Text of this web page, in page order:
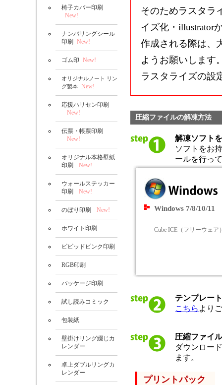
そのためラスタラ
イズ化・illustrator
作成される際は、
ようお願いします
ラスタライズの
圧縮ファイルの解凍方法
解凍ソフト
ソフトをお
ールを行っ
Windows 7/8/10/11
Cube ICE（フリーウェア
テンプレー
こちら より
圧縮ファイ
ダウンロー
ます。
椅子カバー印刷
New!
ナンバリングシール
印刷 New!
ゴム印 New!
オリジナルノート リン
グ製本 New!
応援ハリセン印刷
New!
伝票・帳票印刷
New!
オリジナル本格壁紙
印刷
New!
ウォールステッカー
印刷
New!
のぼり印刷 New!
ホワイト印刷
ビビッドピンク印刷
RGB印刷
パッケージ印刷
試し読みコミック
包装紙
壁掛けリング綴じカ
レンダー
卓上ダブルリングカ
レンダー
プリントパック